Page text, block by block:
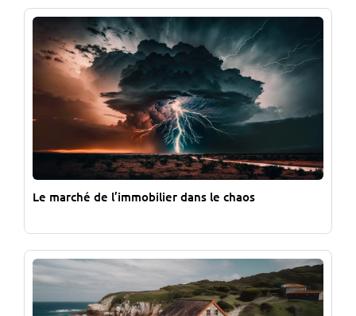
Le marché de l’immobilier dans le chaos